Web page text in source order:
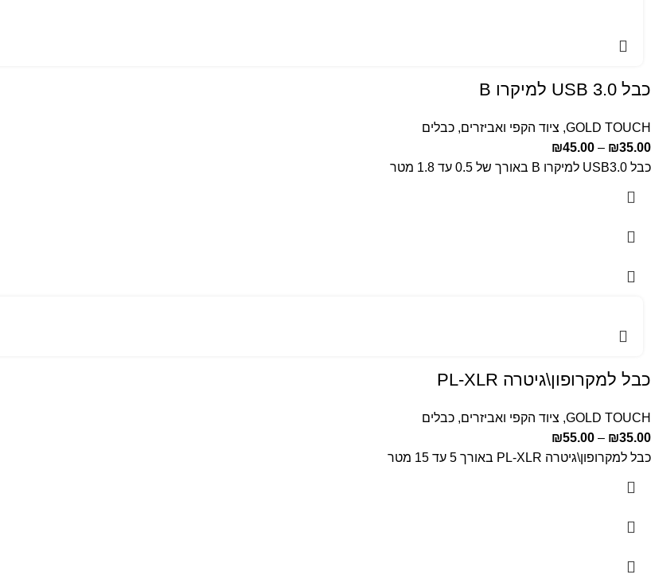
כבל USB 3.0 למיקרו B
GOLD TOUCH
, ציוד הקפי ואביזרים, כבלים
₪35.00
–
₪45.00
כבל USB3.0 למיקרו B באורך של 0.5 עד 1.8 מטר
כבל למקרופון\גיטרה PL-XLR
GOLD TOUCH
, ציוד הקפי ואביזרים, כבלים
₪35.00
–
₪55.00
כבל למקרופון\גיטרה PL-XLR באורך 5 עד 15 מטר